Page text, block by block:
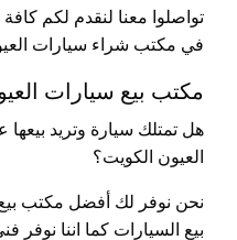
تواصلوا معنا لنقدم لكم
في مكتب شراء سيارات
مكتب بيع سيارات
هل تمتلك سيارة وتريد
العيون الكويت؟
نحن نوفر لك أفضل مكتب
بيع السيارات كما اننا نوفر